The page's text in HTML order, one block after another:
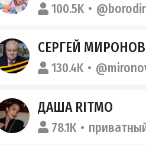
100.5K
СЕРГЕЙ МИРОНОВ
130.4K
ДАША RITMO
78.1K